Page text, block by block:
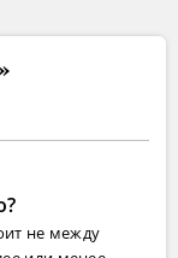
не между